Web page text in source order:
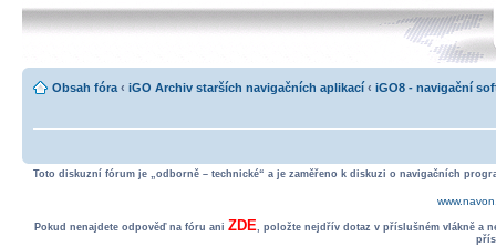
Obsah fóra ‹ iGO Archiv starších navigačních aplikací ‹ iGO8 - navigační
Toto diskuzní fórum je „odborně – technické“ a je zaměřeno k diskuzi o navigačních
Pokud nenajdete odpověď na fóru ani ZDE, položte nejdřív dotaz v příslušném vlákně a